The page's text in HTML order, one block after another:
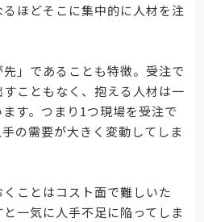
ほどそこに集中的に人材を注
」であることも特徴。受注で
こともなく、抱える人材は一
す。つまり1つ現場を受注で
の需要が大きく変動してしま
ことはコスト面で難しいた
一気に人手不足に陥ってしま